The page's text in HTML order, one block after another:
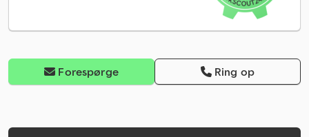
Forespørge Ring op